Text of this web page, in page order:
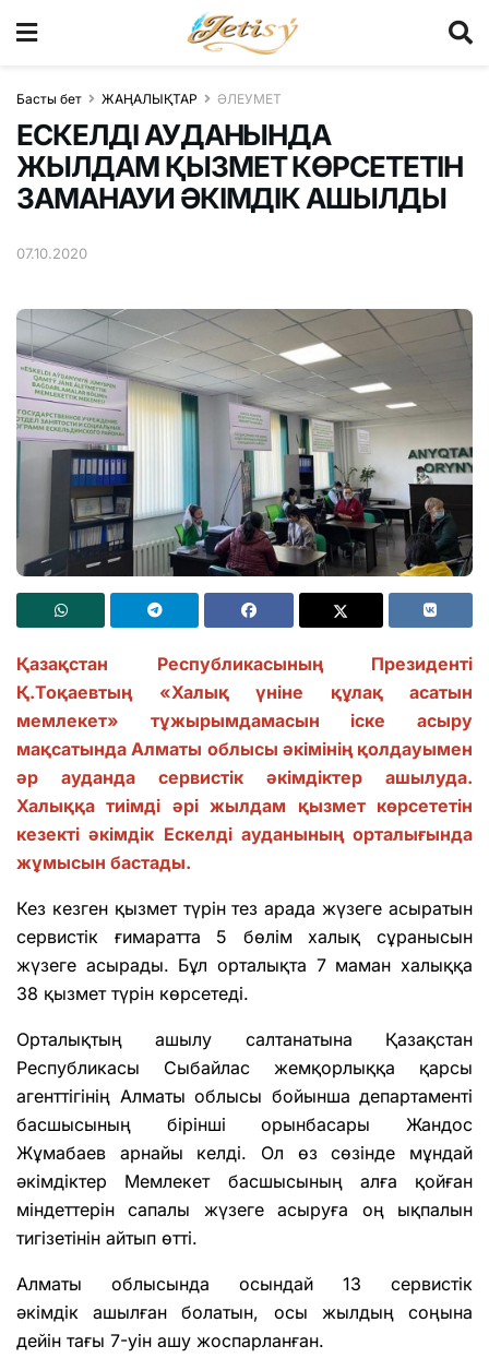
Басты бет ЖАҢАЛЫҚТАР ӘЛЕУМЕТ
ЕСКЕЛДІ АУДАНЫНДА
ЖЫЛДАМ ҚЫЗМЕТ КӨРСЕТЕТІН
ЗАМАНАУИ ӘКІМДІК АШЫЛДЫ
07.10.2020
Қазақстан Республикасының Президенті
Қ.Тоқаевтың «Халық үніне құлақ асатын
мемлекет» тұжырымдамасын іске асыру
мақсатында Алматы облысы әкімінің қолдауымен
әр ауданда сервистік әкімдіктер ашылуда.
Халыққа тиімді әрі жылдам қызмет көрсететін
кезекті әкімдік Ескелді ауданының орталығында
жұмысын бастады.
Кез кезген қызмет түрін тез арада жүзеге асыратын
сервистік ғимаратта 5 бөлім халық сұранысын
жүзеге асырады. Бұл орталықта 7 маман халыққа
38 қызмет түрін көрсетеді.
Орталықтың ашылу салтанатына Қазақстан
Республикасы Сыбайлас жемқорлыққа қарсы
агенттігінің Алматы облысы бойынша департаменті
басшысының бірінші орынбасары Жандос
Жұмабаев арнайы келді. Ол өз сөзінде мұндай
әкімдіктер Мемлекет басшысының алға қойған
міндеттерін сапалы жүзеге асыруға оң ықпалын
тигізетінін айтып өтті.
Алматы облысында осындай 13 сервистік
әкімдік ашылған болатын, осы жылдың соңына
дейін тағы 7-уін ашу жоспарланған.